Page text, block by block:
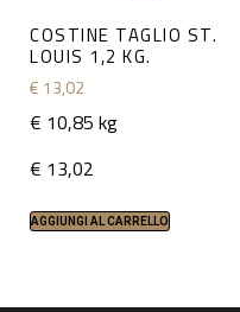
COSTINE TAGLIO ST.
LOUIS 1,2 KG.
€ 13,02
€ 10,85 kg
€ 13,02
AGGIUNGI AL CARRELLO